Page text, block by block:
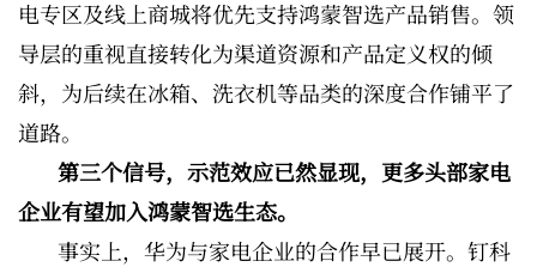
电专区及线上商城将优先支持鸿蒙智选产品销售。领
导层的重视直接转化为渠道资源和产品定义权的倾
斜，为后续在冰箱、洗衣机等品类的深度合作铺平了
道路。
第三个信号，示范效应已然显现，更多头部家电
企业有望加入鸿蒙智选生态。
事实上，华为与家电企业的合作早已展开。钉科